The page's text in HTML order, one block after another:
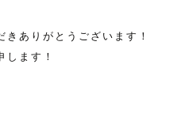
ありがとうございます！
します！